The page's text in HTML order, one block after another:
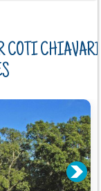
COTI CHIAVARI